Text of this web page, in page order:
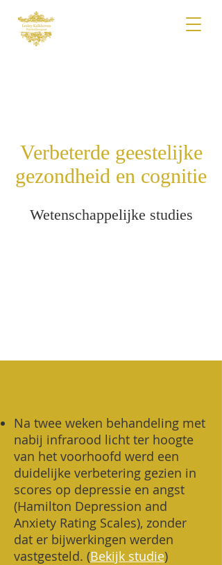
Verbeterde geestelijke
gezondheid en cognitie
Wetenschappelijke studies
Na twee weken behandeling met
nabij infrarood licht ter hoogte
van het voorhoofd werd een
duidelijke verbetering gezien in
scores op depressie en angst
(Hamilton Depression and
Anxiety Rating Scales), zonder
dat er bijwerkingen werden
vastgesteld. (Bekijk studie)